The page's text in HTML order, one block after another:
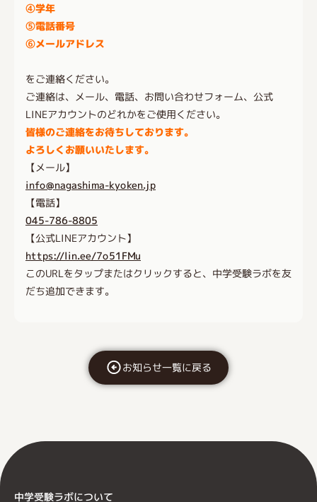
④学年
⑤電話番号
⑥メールアドレス
をご連絡ください。
ご連絡は、メール、電話、お問い合わせフォーム、公式
LINEアカウントのどれかをご使用ください。
皆様のご連絡をお待ちしております。
よろしくお願いいたします。
【メール】
info@nagashima-kyoken.jp
【電話】
045-786-8805
【公式LINEアカウント】
https://lin.ee/7o51FMu
このURLをタップまたはクリックすると、中学受験ラボを友
だち追加できます。
お知らせ一覧に戻る
中学受験ラボについて